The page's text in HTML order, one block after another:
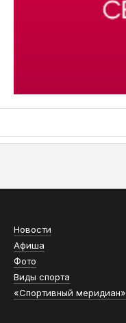
Новости
Афиша
Фото
Виды спорта
«Спортивный меридиан»